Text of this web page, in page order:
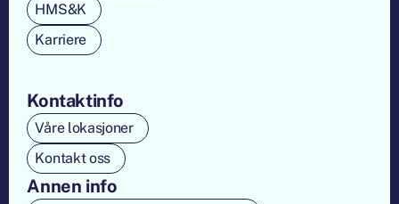
HMS&K
Karriere
Kontaktinfo
Våre lokasjoner
Kontakt oss
Annen info